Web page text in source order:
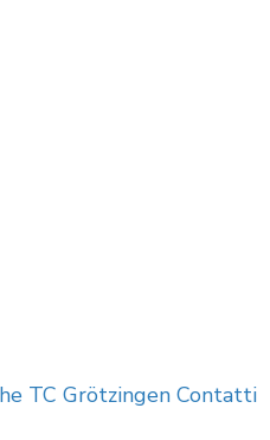
TC Grötzingen Contatti